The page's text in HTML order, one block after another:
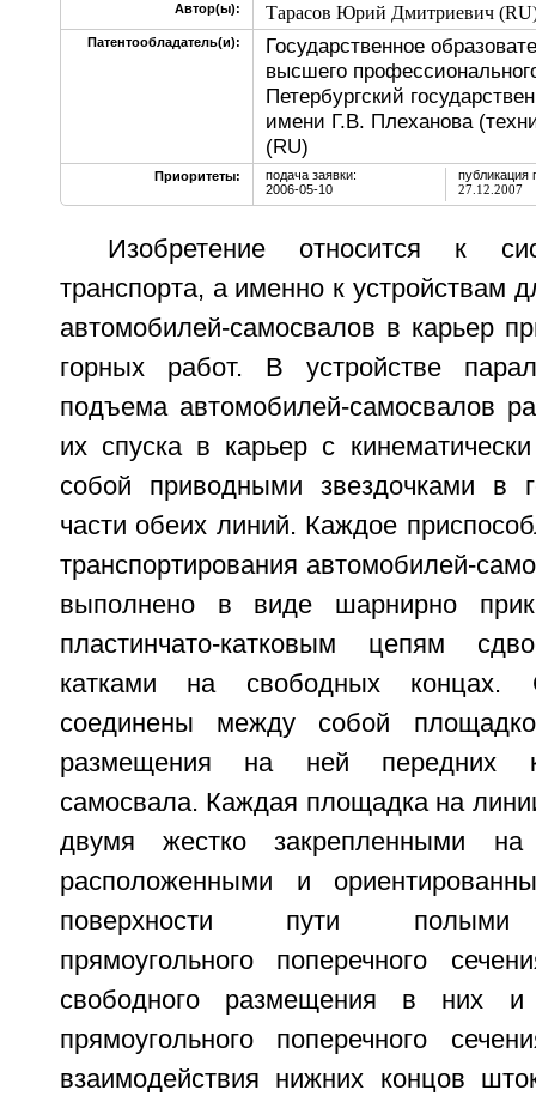
Автор(ы): Тарасов Юрий Дмитриевич
Патентообладатель(и):
Государственное
высшего
Петербургский
имени Г.В. Плеханова
(RU)
Приоритеты:
подача заявки:
2006-05-10
публикация
27.12.2007
Изобретение относится к
транспорта, а именно к устройствам
автомобилей-самосвалов в карьер
горных работ. В устройстве
подъема автомобилей-самосвалов
их спуска в карьер с
собой приводными звездочками в
части обеих линий. Каждое
транспортирования автомобилей-
выполнено в виде шарнирно
пластинчато-катковым цепям
катками на свободных концах.
соединены между собой
размещения на ней передних
самосвала. Каждая площадка на
двумя жестко закрепленными
расположенными и
поверхности пути полыми
прямоугольного поперечного
свободного размещения в них
прямоугольного поперечного
взаимодействия нижних концов